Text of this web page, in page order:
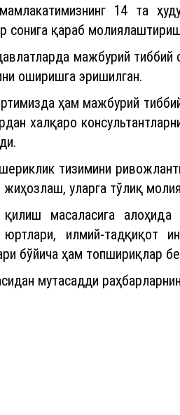
14 та
сонига қараб
мажбурий
оширишга эришилган.
ҳам мажбурий
халқаро
тизимини
уларга тўлиқ
масаласига
илмий-тадқиқот
бўйича ҳам топшириқлар
мутасадди